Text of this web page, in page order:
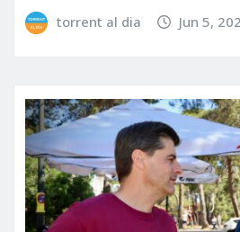
torrent al dia Jun 5,